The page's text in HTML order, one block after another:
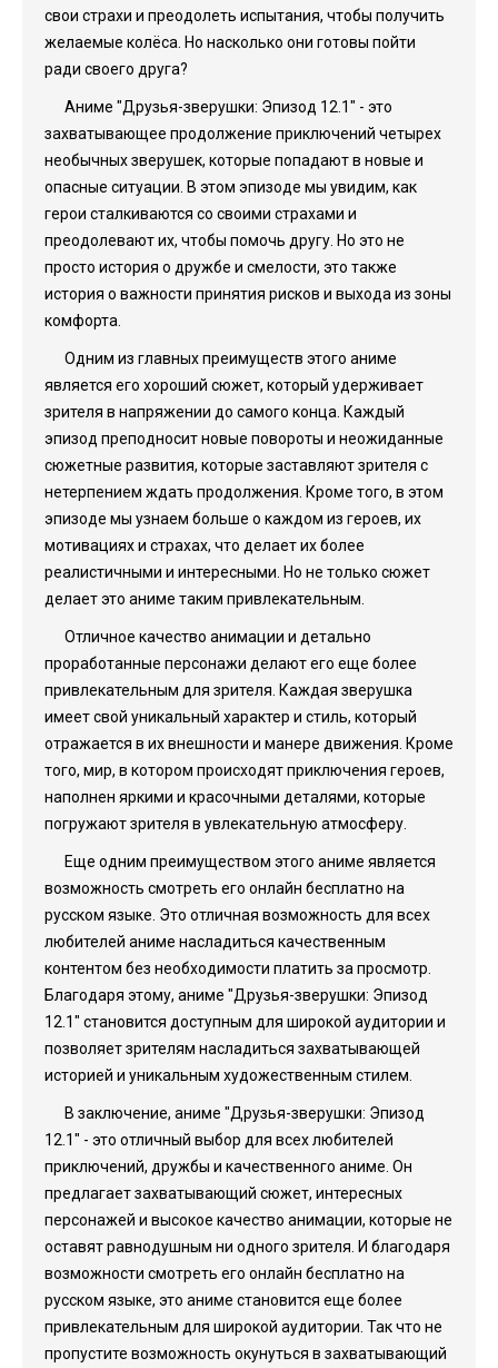
свои страхи и преодолеть испытания, чтобы получить
желаемые колёса. Но насколько они готовы пойти
ради своего друга?
Аниме "Друзья-зверушки: Эпизод 12.1" - это
захватывающее продолжение приключений четырех
необычных зверушек, которые попадают в новые и
опасные ситуации. В этом эпизоде мы увидим, как
герои сталкиваются со своими страхами и
преодолевают их, чтобы помочь другу. Но это не
просто история о дружбе и смелости, это также
история о важности принятия рисков и выхода из зоны
комфорта.
Одним из главных преимуществ этого аниме
является его хороший сюжет, который удерживает
зрителя в напряжении до самого конца. Каждый
эпизод преподносит новые повороты и неожиданные
сюжетные развития, которые заставляют зрителя с
нетерпением ждать продолжения. Кроме того, в этом
эпизоде мы узнаем больше о каждом из героев, их
мотивациях и страхах, что делает их более
реалистичными и интересными. Но не только сюжет
делает это аниме таким привлекательным.
Отличное качество анимации и детально
проработанные персонажи делают его еще более
привлекательным для зрителя. Каждая зверушка
имеет свой уникальный характер и стиль, который
отражается в их внешности и манере движения. Кроме
того, мир, в котором происходят приключения героев,
наполнен яркими и красочными деталями, которые
погружают зрителя в увлекательную атмосферу.
Еще одним преимуществом этого аниме является
возможность смотреть его онлайн бесплатно на
русском языке. Это отличная возможность для всех
любителей аниме насладиться качественным
контентом без необходимости платить за просмотр.
Благодаря этому, аниме "Друзья-зверушки: Эпизод
12.1" становится доступным для широкой аудитории и
позволяет зрителям насладиться захватывающей
историей и уникальным художественным стилем.
В заключение, аниме "Друзья-зверушки: Эпизод
12.1" - это отличный выбор для всех любителей
приключений, дружбы и качественного аниме. Он
предлагает захватывающий сюжет, интересных
персонажей и высокое качество анимации, которые не
оставят равнодушным ни одного зрителя. И благодаря
возможности смотреть его онлайн бесплатно на
русском языке, это аниме становится еще более
привлекательным для широкой аудитории. Так что не
пропустите возможность окунуться в захватывающий